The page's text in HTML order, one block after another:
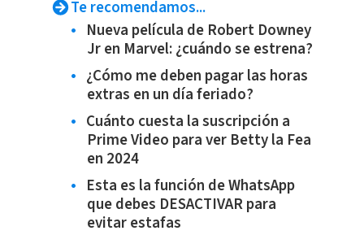
Te recomendamos...
Nueva película de Robert Downey
Jr en Marvel: ¿cuándo se estrena?
¿Cómo me deben pagar las horas
extras en un día feriado?
Cuánto cuesta la suscripción a
Prime Video para ver Betty la Fea
en 2024
Esta es la función de WhatsApp
que debes DESACTIVAR para
evitar estafas